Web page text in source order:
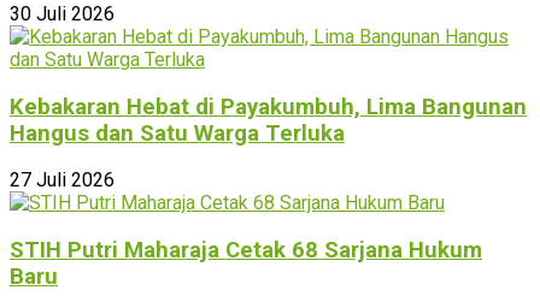
30 Juli 2026
Kebakaran Hebat di Payakumbuh, Lima Bangunan
Hangus dan Satu Warga Terluka
27 Juli 2026
STIH Putri Maharaja Cetak 68 Sarjana Hukum
Baru